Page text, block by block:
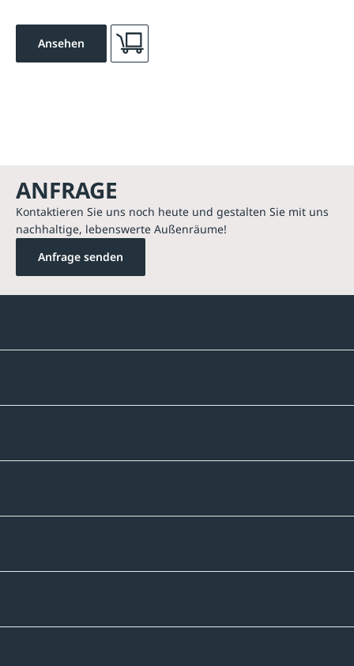
Ansehen
ANFRAGE
Kontaktieren Sie uns noch heute und gestalten Sie mit uns
nachhaltige, lebenswerte Außenräume!
Anfrage senden